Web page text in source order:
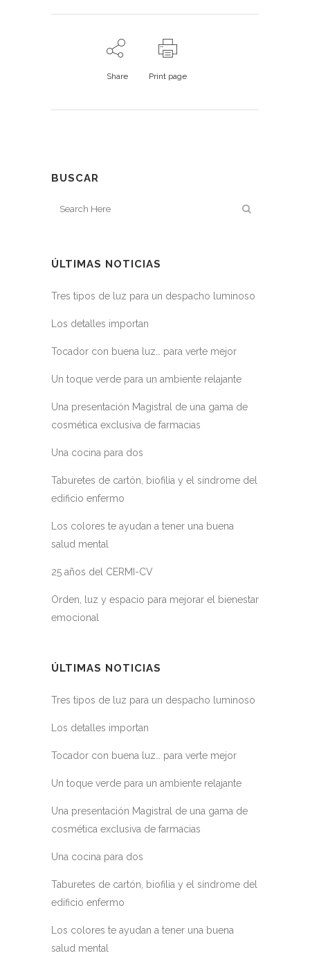
Share Print page
BUSCAR
ÚLTIMAS NOTICIAS
Tres tipos de luz para un despacho luminoso
Los detalles importan
Tocador con buena luz… para verte mejor
Un toque verde para un ambiente relajante
Una presentación Magistral de una gama de
cosmética exclusiva de farmacias
Una cocina para dos
Taburetes de cartón, biofilia y el síndrome del
edificio enfermo
Los colores te ayudan a tener una buena
salud mental
25 años del CERMI-CV
Orden, luz y espacio para mejorar el bienestar
emocional
ÚLTIMAS NOTICIAS
Tres tipos de luz para un despacho luminoso
Los detalles importan
Tocador con buena luz… para verte mejor
Un toque verde para un ambiente relajante
Una presentación Magistral de una gama de
cosmética exclusiva de farmacias
Una cocina para dos
Taburetes de cartón, biofilia y el síndrome del
edificio enfermo
Los colores te ayudan a tener una buena
salud mental